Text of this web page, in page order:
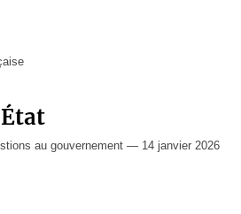
au gouvernement — 14 janvier 2026